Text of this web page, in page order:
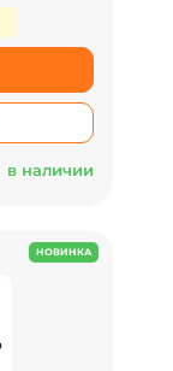
в наличии
НОВИНКА